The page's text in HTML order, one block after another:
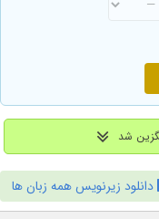
دانلود زیرنویس همه زبان ها